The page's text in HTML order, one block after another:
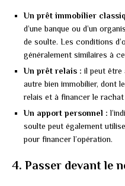
Un prêt immobilier
d’une banque ou d’un
de soulte. Les conditions
généralement similaires à
Un prêt relais : il peut être
autre bien immobilier, dont
relais et à financer le rachat
Un apport personnel :
soulte peut également
pour financer l’opération.
4. Passer devant le